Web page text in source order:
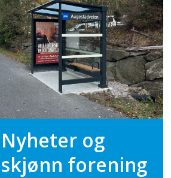
og
forening